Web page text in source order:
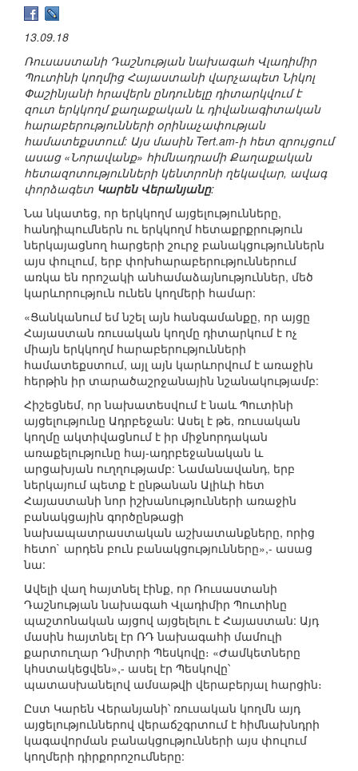
13.09.18
Ռուսաստանի Դաշնության նախագահ Վլադիմիր
Պուտինի կողմից Հայաստանի վարչապետ Նիկոլ
Փաշինյանի հրավերն ընդունելը դիտարկվում է
զուտ երկկողմ քաղաքական և դիվանագիտական
հարաբերությունների օրինաչափության
համատեքստում: Այս մասին Tert.am-ի հետ զրույցում
ասաց «Նորավանք» հիմնադրամի Քաղաքական
հետազոտությունների կենտրոնի ղեկավար, ավագ
փորձագետ Կարեն Վերանյանը:
Նա նկատեց, որ երկկողմ այցելությունները,
հանդիպումներն ու երկկողմ հետաքրքրություն
ներկայացնող հարցերի շուրջ բանակցություններն
այս փուլում, երբ փոխհարաբերություններում
առկա են որոշակի անհամաձայնություններ, մեծ
կարևորություն ունեն կողմերի համար:
«Ցանկանում եմ նշել այն հանգամանքը, որ այցը
Հայաստան ռուսական կողմը դիտարկում է ոչ
միայն երկկողմ հարաբերությունների
համատեքստում, այլ այն կարևորվում է առաջին
հերթին իր տարածաշրջանային նշանակությամբ:
Հիշեցնեմ, որ նախատեսվում է նաև Պուտինի
այցելությունը Ադրբեջան: Ասել է թե, ռուսական
կողմը ակտիվացնում է իր միջնորդական
առաքելությունը հայ-ադրբեջանական և
արցախյան ուղղությամբ: Նամանավանդ, երբ
ներկայում պետք է ընթանան Ալիևի հետ
Հայաստանի նոր իշխանությունների առաջին
բանակցային գործընթացի
նախապատրաստական աշխատանքները, որից
հետո` արդեն բուն բանակցությունները»,- ասաց
նա:
Ավելի վաղ հայտնել էինք, որ Ռուսաստանի
Դաշնության նախագահ Վլադիմիր Պուտինը
պաշտոնական այցով այցելելու է Հայաստան: Այդ
մասին հայտնել էր ՌԴ նախագահի մամուլի
քարտուղար Դմիտրի Պեսկովը։ «Ժամկետները
կհստակեցվեն»,- ասել էր Պեսկովը՝
պատասխանելով ամսաթվի վերաբերյալ հարցին։
Ըստ Կարեն Վերանյանի՝ ռուսական կողմն այդ
այցելություններով վերաճշգրտում է հիմնախնդրի
կագավորման բանակցությունների այս փուլում
կողմերի դիրքորոշումները: